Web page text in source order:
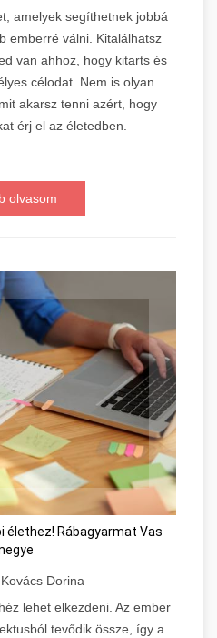
amelyek segíthetnek jobbá
emberré válni. Kitalálhatsz
van ahhoz, hogy kitarts és
célodat. Nem is olyan
akarsz tenni azért, hogy
érj el az életedben.
olvasom
élethez! Rábagyarmat Vas
Dorina
lehet elkezdeni. Az ember
tevődik össze, így a